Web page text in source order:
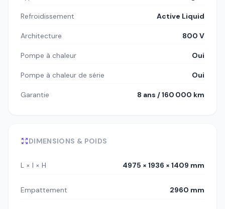
Refroidissement Active Liquid
Architecture 800 V
Pompe à chaleur Oui
Pompe à chaleur de série Oui
Garantie 8 ans / 160 000 km
DIMENSIONS & POIDS
L × l × H 4975 × 1936 × 1409 mm
Empattement 2960 mm